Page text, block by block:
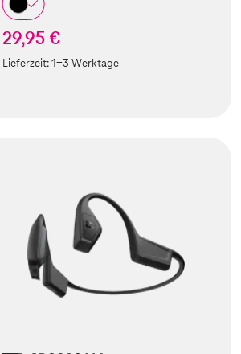
29,95 €
Lieferzeit:1-3 Werktage